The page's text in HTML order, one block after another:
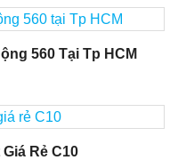
560 Tại Tp HCM
Rẻ C10